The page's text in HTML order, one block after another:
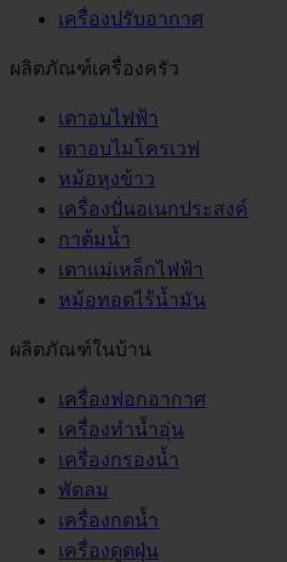
เครื่องปรับอากาศ
ผลิตภัณฑ์เครื่องครัว
เตาอบไฟฟ้า
เตาอบไมโครเวฟ
หม้อหุงข้าว
เครื่องปั่นอเนกประสงค์
กาต้มน้ำ
เตาแม่เหล็กไฟฟ้า
หม้อทอดไร้น้ำมัน
ผลิตภัณฑ์ในบ้าน
เครื่องฟอกอากาศ
เครื่องทำน้ำอุ่น
เครื่องกรองน้ำ
พัดลม
เครื่องกดน้ำ
เครื่องดูดฝุ่น